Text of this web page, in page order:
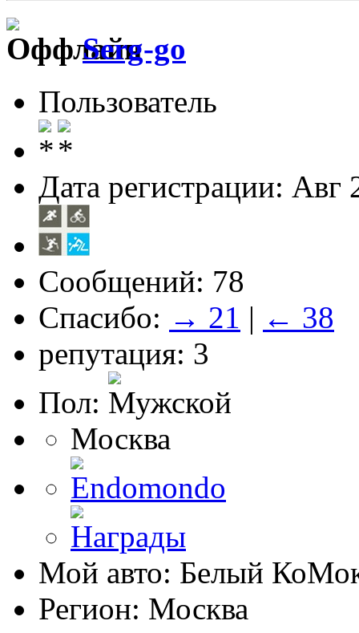
Serg-go
Пользователь
Дата регистрации: Авг
Сообщений: 78
Спасибо: → 21 | ← 38
репутация: 3
Пол:
Москва
Мой авто: Белый
Регион: Москва